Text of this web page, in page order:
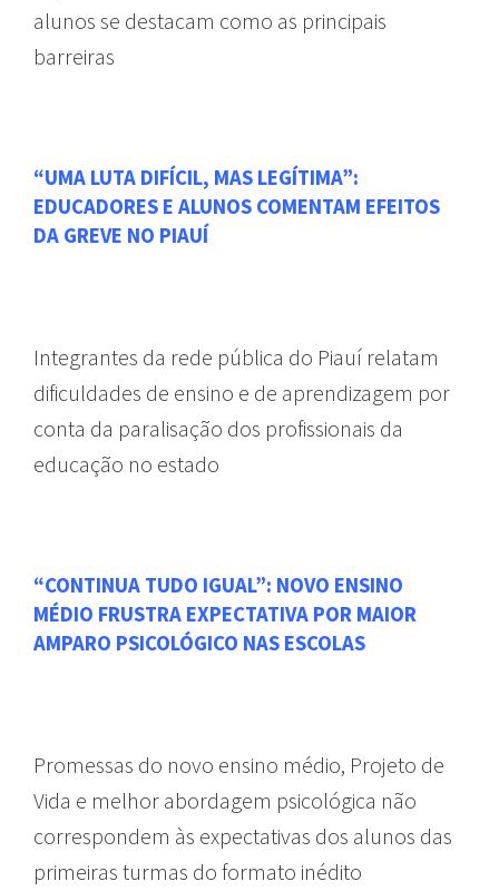
alunos se destacam como as principais
barreiras
“UMA LUTA DIFÍCIL, MAS LEGÍTIMA”:
EDUCADORES E ALUNOS COMENTAM EFEITOS
DA GREVE NO PIAUÍ
Integrantes da rede pública do Piauí relatam
dificuldades de ensino e de aprendizagem por
conta da paralisação dos profissionais da
educação no estado
“CONTINUA TUDO IGUAL”: NOVO ENSINO
MÉDIO FRUSTRA EXPECTATIVA POR MAIOR
AMPARO PSICOLÓGICO NAS ESCOLAS
Promessas do novo ensino médio, Projeto de
Vida e melhor abordagem psicológica não
correspondem às expectativas dos alunos das
primeiras turmas do formato inédito